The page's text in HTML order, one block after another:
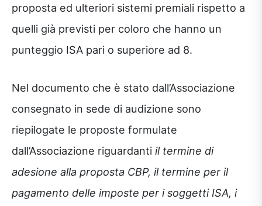
proposta ed ulteriori sistemi premiali rispetto a
quelli già previsti per coloro che hanno un
punteggio ISA pari o superiore ad 8.
Nel documento che è stato dall’Associazione
consegnato in sede di audizione sono
riepilogate le proposte formulate
dall’Associazione riguardanti il termine di
adesione alla proposta CBP, il termine per il
pagamento delle imposte per i soggetti ISA, i